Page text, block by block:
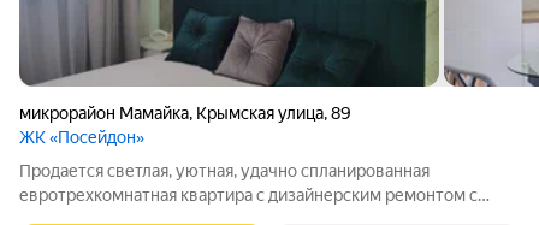
микрорайон Мамайка, Крымская улица,89
ЖК «Посейдон»
Продается светлая, уютная, удачно спланированная
евротрехкомнатная квартира с дизайнерским ремонтом с